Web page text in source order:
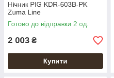
Нічник PIG KDR-603B-PK
Zuma Line
Готово до відправки 2 од.
2 003 ₴
Купити